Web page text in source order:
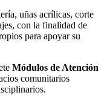
uñas acrílicas, corte
con la finalidad de
para apoyar su
Módulos de Atención
comunitarios